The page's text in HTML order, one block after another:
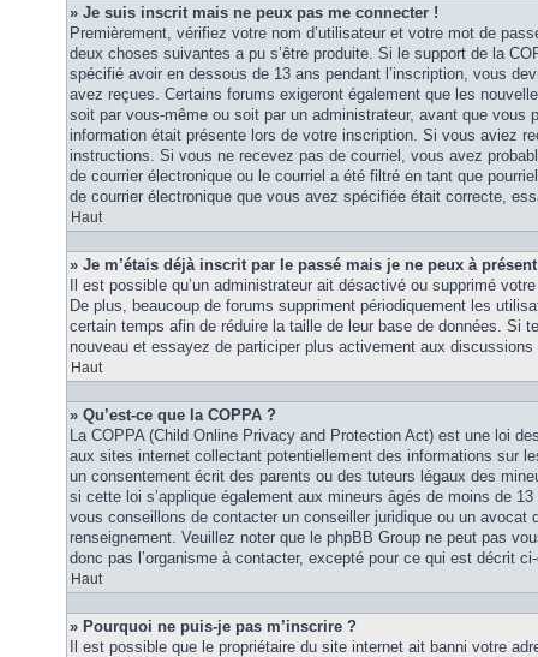
» Je suis inscrit mais ne peux pas me connecter !
Premièrement, vérifiez votre nom d’utilisateur et votre mot de
deux choses suivantes a pu s’être produite. Si le support de la
spécifié avoir en dessous de 13 ans pendant l’inscription, vous
avez reçues. Certains forums exigeront également que les
soit par vous-même ou soit par un administrateur, avant que vous
information était présente lors de votre inscription. Si vous aviez
instructions. Si vous ne recevez pas de courriel, vous avez
de courrier électronique ou le courriel a été filtré en tant que
de courrier électronique que vous avez spécifiée était correcte,
Haut
» Je m’étais déjà inscrit par le passé mais je ne peux à
Il est possible qu’un administrateur ait désactivé ou supprimé
De plus, beaucoup de forums suppriment périodiquement les
certain temps afin de réduire la taille de leur base de données. Si
nouveau et essayez de participer plus activement aux
Haut
» Qu’est-ce que la COPPA ?
La COPPA (Child Online Privacy and Protection Act) est une loi
aux sites internet collectant potentiellement des informations sur
un consentement écrit des parents ou des tuteurs légaux des
si cette loi s’applique également aux mineurs âgés de moins de
vous conseillons de contacter un conseiller juridique ou un avocat
renseignement. Veuillez noter que le phpBB Group ne peut pas
donc pas l’organisme à contacter, excepté pour ce qui est décrit
Haut
» Pourquoi ne puis-je pas m’inscrire ?
Il est possible que le propriétaire du site internet ait banni votre